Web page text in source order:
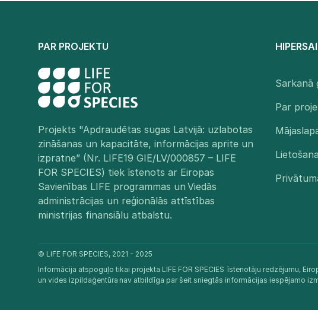
PAR PROJEKTU
Projekts "Apdraudētas sugas Latvijā: uzlabotas
zināšanas un kapacitāte, informācijas aprite un
izpratne” (Nr. LIFE19 GIE/LV/000857 – LIFE
FOR SPECIES) tiek īstenots ar Eiropas
Savienības LIFE programmas un Viedās
administrācijas un reģionālās attīstības
ministrijas finansiālu atbalstu.​
Sarkanā
Par
© LIFE FOR SPECIES, 2021 - 2025
Informācija atspoguļo tikai projekta LIFE FOR SPECIES īstenotāju redzējumu,
un vides izpildaģentūra nav atbildīga par šeit sniegtās informācijas iespējamo